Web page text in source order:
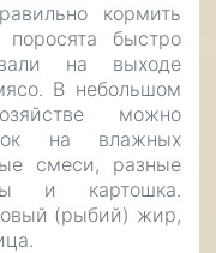
кормить
быстро
на выходе
В небольшом
можно
на влажных
смеси, разные
и картошка.
(рыбий) жир,